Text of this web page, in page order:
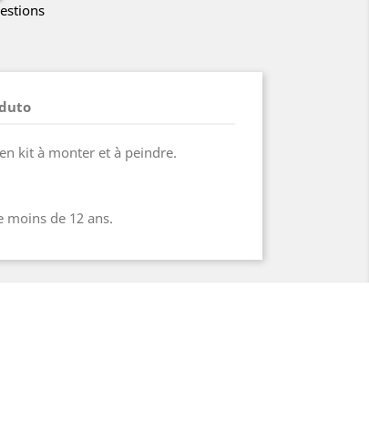
kit à monter et à peindre.
moins de 12 ans.